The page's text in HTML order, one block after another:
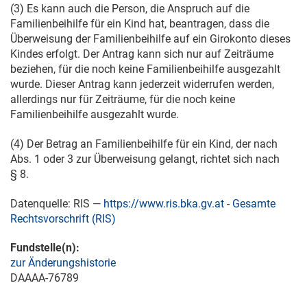
(3) Es kann auch die Person, die Anspruch auf die
Familienbeihilfe für ein Kind hat, beantragen, dass die
Überweisung der Familienbeihilfe auf ein Girokonto dieses
Kindes erfolgt. Der Antrag kann sich nur auf Zeiträume
beziehen, für die noch keine Familienbeihilfe ausgezahlt
wurde. Dieser Antrag kann jederzeit widerrufen werden,
allerdings nur für Zeiträume, für die noch keine
Familienbeihilfe ausgezahlt wurde.
(4) Der Betrag an Familienbeihilfe für ein Kind, der nach
Abs. 1 oder 3 zur Überweisung gelangt, richtet sich nach
§ 8.
Datenquelle: RIS — https://www.ris.bka.gv.at - Gesamte
Rechtsvorschrift (RIS)
Fundstelle(n):
zur Änderungshistorie
DAAAA-76789